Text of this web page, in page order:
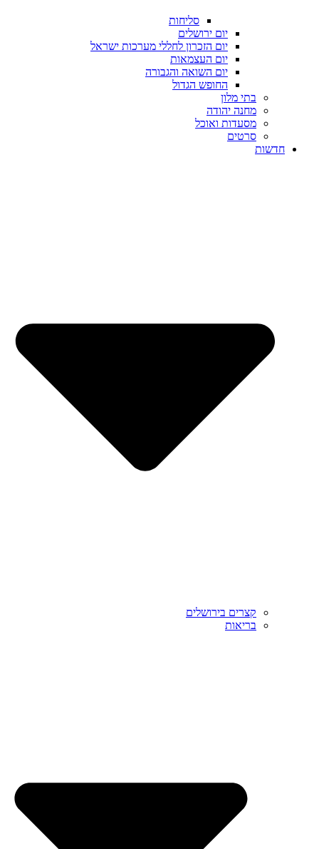
סליחות
יום ירושלים
יום הזכרון לחללי מערכות ישראל
יום העצמאות
יום השואה והגבורה
החופש הגדול
בתי מלון
מחנה יהודה
מסעדות ואוכל
סרטים
חדשות
קצרים בירושלים
בריאות